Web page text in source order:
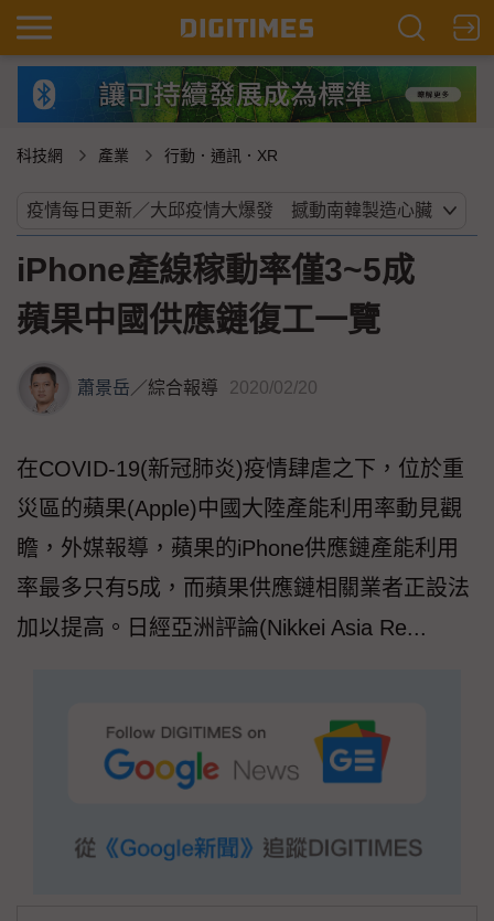
科技網 產業 行動．通訊．XR
iPhone產線稼動率僅3~5成
蘋果中國供應鏈復工一覽
蕭景岳／綜合報導 2020/02/20
在COVID-19(新冠肺炎)疫情肆虐之下，位於重
災區的蘋果(Apple)中國大陸產能利用率動見觀
瞻，外媒報導，蘋果的iPhone供應鏈產能利用
率最多只有5成，而蘋果供應鏈相關業者正設法
加以提高。日經亞洲評論(Nikkei Asia Re...